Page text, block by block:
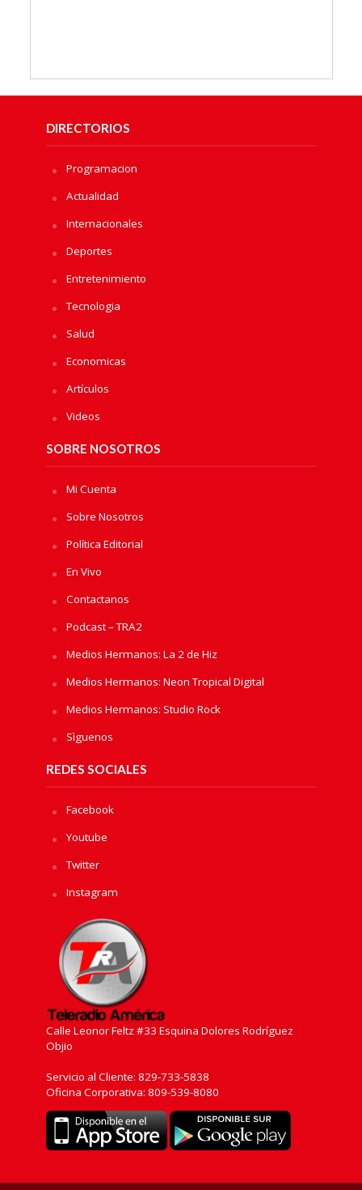
DIRECTORIOS
Programacion
Actualidad
Internacionales
Deportes
Entretenimiento
Tecnologia
Salud
Economicas
Artículos
Videos
SOBRE NOSOTROS
Mi Cuenta
Sobre Nosotros
Política Editorial
En Vivo
Contactanos
Podcast – TRA2
Medios Hermanos: La 2 de Hiz
Medios Hermanos: Neon Tropical Digital
Medios Hermanos: Studio Rock
Sìguenos
REDES SOCIALES
Facebook
Youtube
Twitter
Instagram
Calle Leonor Feltz #33 Esquina Dolores Rodríguez
Objio
Servicio al Cliente: 829-733-5838
Oficina Corporativa: 809-539-8080